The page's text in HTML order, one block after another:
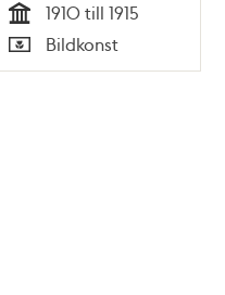
Tid
1910 till 1915
Typ
Bildkonst